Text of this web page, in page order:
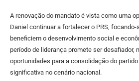
A renovação do mandato é vista como uma
Daniel continuar a fortalecer o PRS,
beneficiem o desenvolvimento social e
período de liderança promete ser desafiador,
oportunidades para a consolidação do
significativa no cenário nacional.